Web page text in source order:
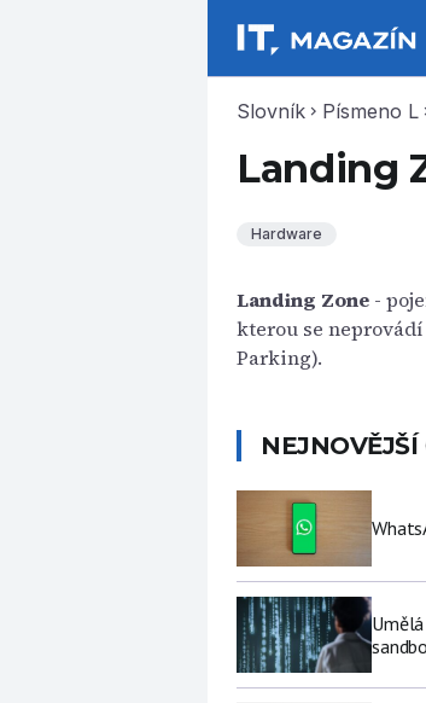
Slovník chevron_right Písmeno L
Landing
Hardware
Landing Zone -
kterou se
Parking).
NEJNOVĚJŠÍ